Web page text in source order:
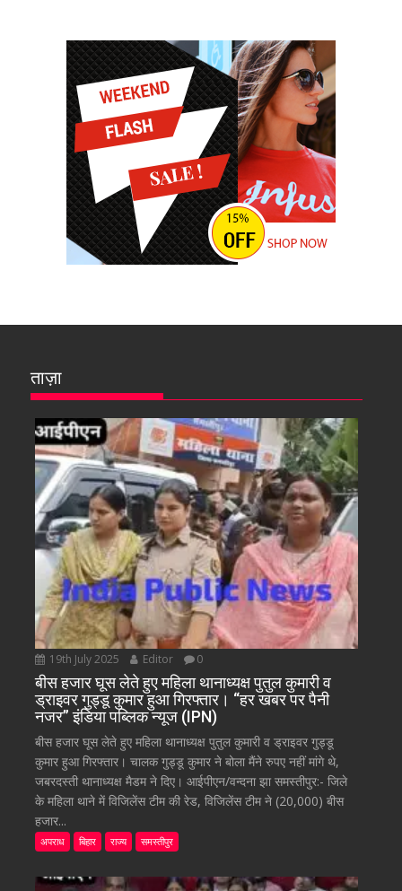
ताज़ा
19th July 2025 Editor 0
बीस हजार घूस लेते हुए महिला थानाध्यक्ष पुतुल कुमारी व
ड्राइवर गुड्डू कुमार हुआ गिरफ्तार। “हर खबर पर पैनी
नजर” इंडिया पब्लिक न्यूज (IPN)
बीस हजार घूस लेते हुए महिला थानाध्यक्ष पुतुल कुमारी व ड्राइवर गुड्डू
कुमार हुआ गिरफ्तार। चालक गुड्डू कुमार ने बोला मैंने रुपए नहीं मांगे थे,
जबरदस्ती थानाध्यक्ष मैडम ने दिए। आईपीएन/वन्दना झा समस्तीपुर:- जिले
के महिला थाने में विजिलेंस टीम की रेड, विजिलेंस टीम ने (20,000) बीस
हजार...
अपराध बिहार राज्य समस्तीपुर